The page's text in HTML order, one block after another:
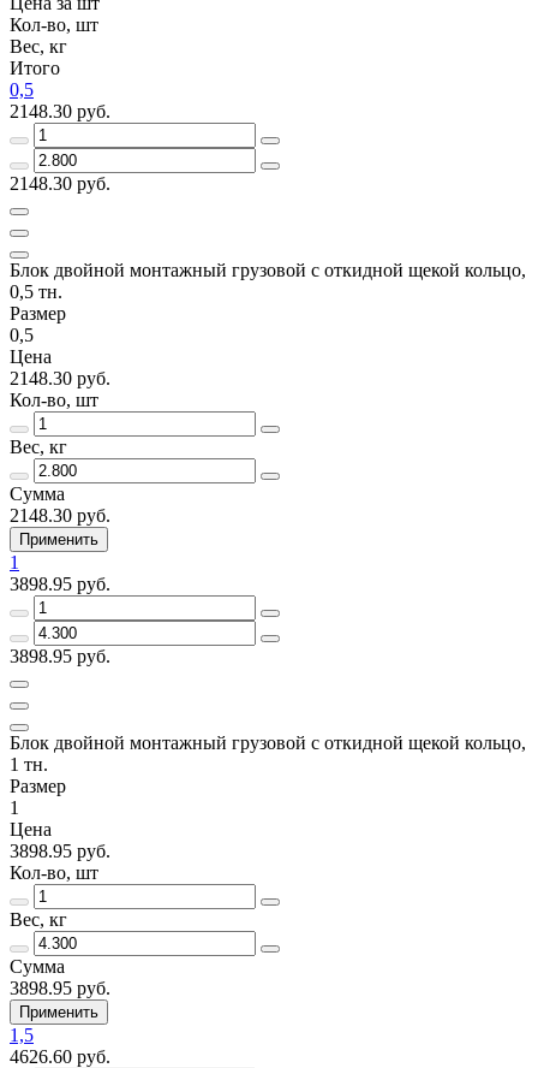
Кол-во, шт
Вес, кг
Итого
0,5
2148.30 руб.
2148.30 руб.
Блок двойной монтажный грузовой с откидной щекой кольцо,
0,5 тн.
Размер
0,5
Цена
2148.30 руб.
Кол-во, шт
Вес, кг
Сумма
2148.30 руб.
Применить
1
3898.95 руб.
3898.95 руб.
Блок двойной монтажный грузовой с откидной щекой кольцо,
1 тн.
Размер
1
Цена
3898.95 руб.
Кол-во, шт
Вес, кг
Сумма
3898.95 руб.
Применить
1,5
4626.60 руб.